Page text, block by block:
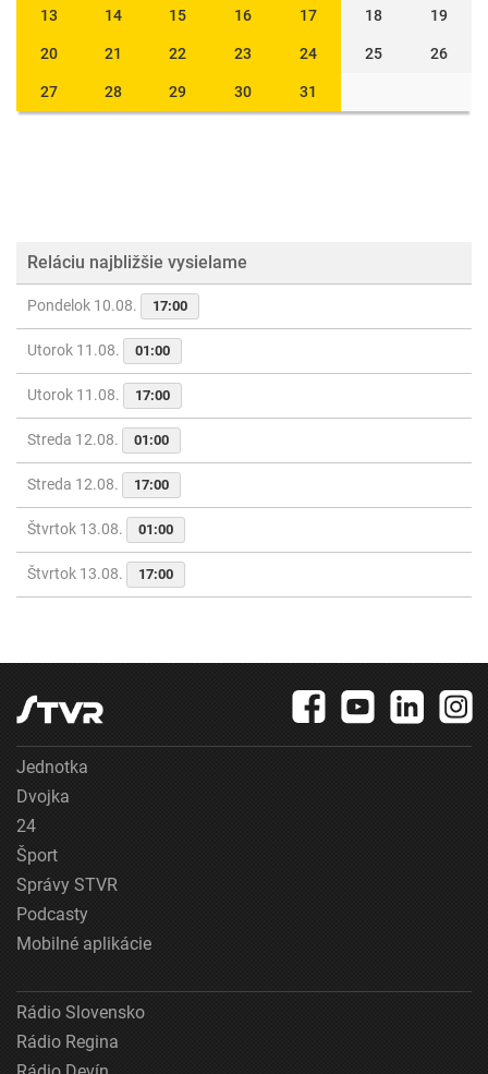
13 14 15 16 17 18 19
20 21 22 23 24 25 26
27 28 29 30 31
Reláciu najbližšie vysielame
Pondelok 10.08. 17:00
Utorok 11.08. 01:00
Utorok 11.08. 17:00
Streda 12.08. 01:00
Streda 12.08. 17:00
Štvrtok 13.08. 01:00
Štvrtok 13.08. 17:00
Jednotka
Dvojka
24
Šport
Správy STVR
Podcasty
Mobilné aplikácie
Rádio Slovensko
Rádio Regina